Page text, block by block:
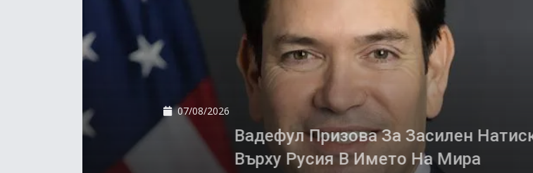
07/08/2026
Вадефул Призова За Засилен Натиск
Върху Русия В Името На Мира